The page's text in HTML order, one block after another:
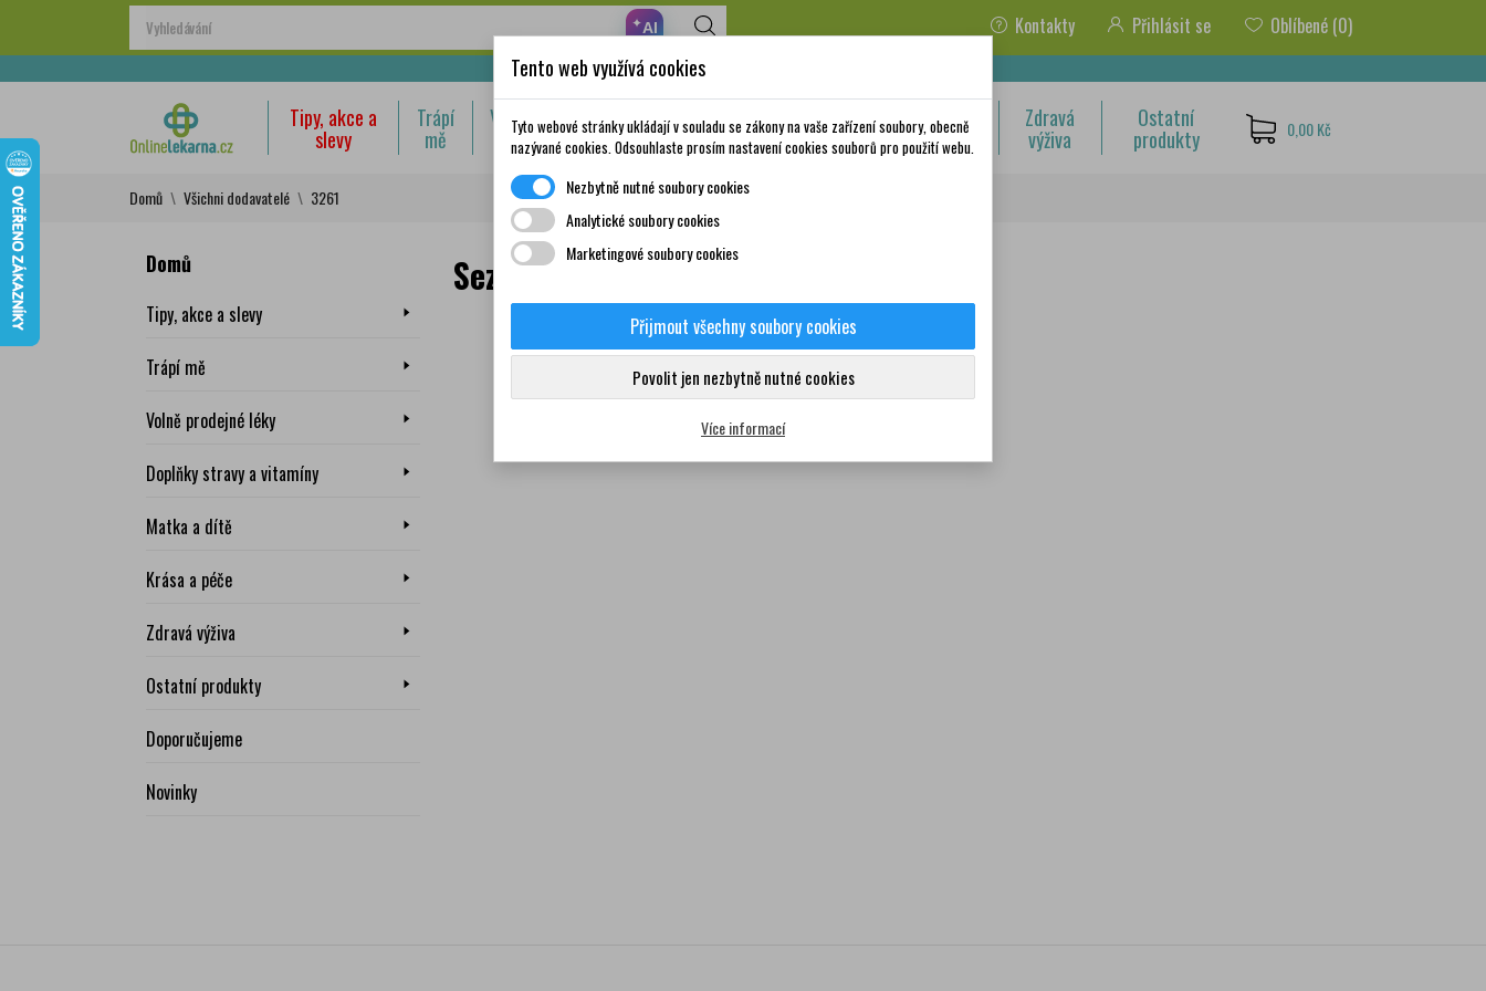
✦AI Kontakty Přihlásit se Oblíbené (0)
Nakupte za 999,- Kč a získáte dopravu zdarma!
Tipy, akce a
slevy
Trápí
mě
Volně prodejné
léky
Doplňky stravy a
vitamíny
Matka a
dítě
Krása a
péče
Zdravá
výživa
Ostatní
produkty 0,00 Kč
Domů Všichni dodavatelé 3261
Domů
Tipy, akce a slevy
Trápí mě
Volně prodejné léky
Doplňky stravy a vitamíny
Matka a dítě
Krása a péče
Zdravá výživa
Ostatní produkty
Doporučujeme
Novinky
Seznam produktů dodavatele 3261
Žádný produkt nebyl bohužel nalezen
Tento web využívá cookies
Tyto webové stránky ukládají v souladu se zákony na vaše zařízení soubory, obecně
nazývané cookies. Odsouhlaste prosím nastavení cookies souborů pro použití webu.
Nezbytně nutné soubory cookies
Analytické soubory cookies
Marketingové soubory cookies
Přijmout všechny soubory cookies
Povolit jen nezbytně nutné cookies
Více informací